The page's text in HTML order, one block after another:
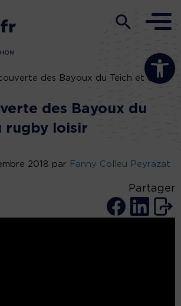
Ouvrir la
des Bayoux du Teich et du
des Bayoux du
rugby loisir
2018 par Fanny Colleu Peyrazat
Partager